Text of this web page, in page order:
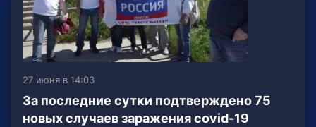
27 июня в 14:03
За последние сутки подтверждено 75
новых случаев заражения covid-19